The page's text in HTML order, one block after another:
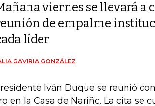
viernes se llevará a
de empalme
líder
GAVIRIA GONZÁLEZ
Iván Duque se reunió
en la Casa de Nariño. La cita se